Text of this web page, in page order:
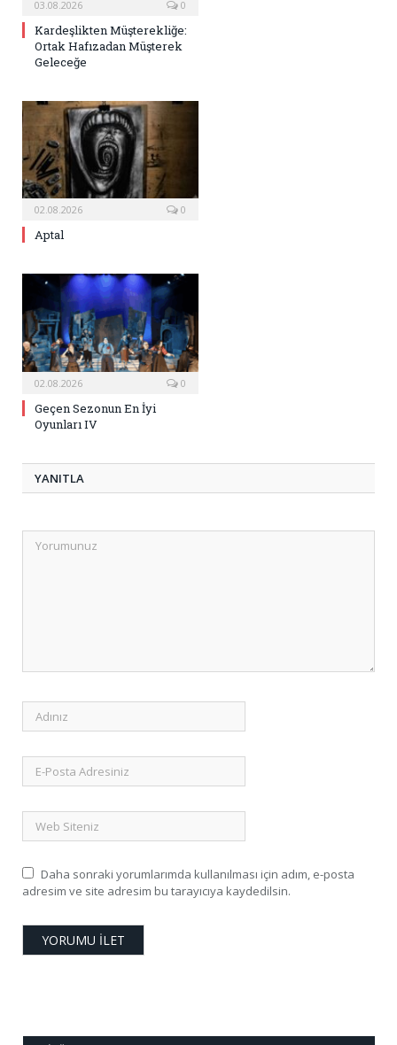
03.08.2026 0
Kardeşlikten Müşterekliğe:
Ortak Hafızadan Müşterek
Geleceğe
02.08.2026 0
Aptal
02.08.2026 0
Geçen Sezonun En İyi
Oyunları IV
YANITLA
Daha sonraki yorumlarımda kullanılması için adım, e-posta
adresim ve site adresim bu tarayıcıya kaydedilsin.